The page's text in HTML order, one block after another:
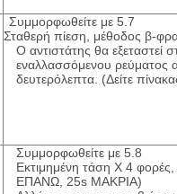
Συμμορφωθείτε με 5.7
Σταθερή πίεση, μέθοδος β-
Ο αντιστάτης θα εξεταστεί
εναλλασσόμενου ρεύματος
δευτερόλεπτα. (Δείτε
Συμμορφωθείτε με 5.8
Εκτιμημένη τάση Χ 4
ΕΠΑΝΩ, 25s ΜΑΚΡΙΑ)